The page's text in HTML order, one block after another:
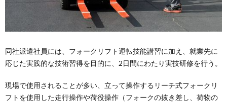
同社派遣社員には、フォークリフト運転技能講習に加え、就業先に
応じた実践的な技術習得を目的に、2日間にわたり実技研修を行う。
現場で使用されることが多い、立って操作するリーチ式フォークリ
フトを使用した走行操作や荷役操作（フォークの抜き差し、荷物の